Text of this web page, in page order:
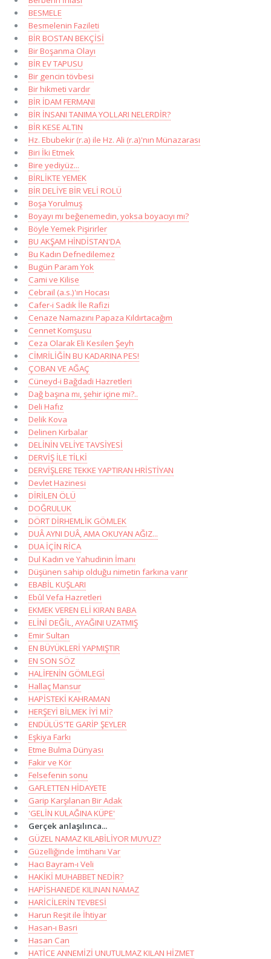
BESMELE
Besmelenin Fazileti
BİR BOSTAN BEKÇİSİ
Bir Boşanma Olayı
BİR EV TAPUSU
Bir gencin tövbesi
Bir hikmeti vardır
BİR İDAM FERMANI
BİR İNSANI TANIMA YOLLARI NELERDİR?
BİR KESE ALTIN
Hz. Ebubekir (r.a) ile Hz. Ali (r.a)'nın Münazarası
Biri İki Etmek
Bire yediyüz...
BİRLİKTE YEMEK
BİR DELİYE BİR VELİ ROLÜ
Boşa Yorulmuş
Boyayı mı beğenemedin, yoksa boyacıyı mı?
Böyle Yemek Pişirirler
BU AKŞAM HİNDİSTAN'DA
Bu Kadın Defnedilemez
Bugün Param Yok
Cami ve Kilise
Cebrail (a.s.)'ın Hocası
Cafer-i Sadık İle Rafizi
Cenaze Namazını Papaza Kıldırtacağım
Cennet Komşusu
Ceza Olarak Eli Kesilen Şeyh
CİMRİLİĞİN BU KADARINA PES!
ÇOBAN VE AĞAÇ
Cüneyd-i Bağdadi Hazretleri
Dağ başına mı, şehir içine mi?..
Deli Hafız
Delik Kova
Delinen Kırbalar
DELİNİN VELİYE TAVSİYESİ
DERVİŞ İLE TİLKİ
DERVİŞLERE TEKKE YAPTIRAN HRİSTİYAN
Devlet Hazinesi
DİRİLEN ÖLÜ
DOĞRULUK
DÖRT DİRHEMLİK GÖMLEK
DUÂ AYNI DUÂ, AMA OKUYAN AĞIZ...
DUA İÇİN RİCA
Dul Kadın ve Yahudinin İmanı
Düşünen sahip olduğu nimetin farkına varır
EBABİL KUŞLARI
Ebûl Vefa Hazretleri
EKMEK VEREN ELİ KIRAN BABA
ELİNİ DEĞİL, AYAĞINI UZATMIŞ
Emir Sultan
EN BÜYÜKLERİ YAPMIŞTIR
EN SON SÖZ
HALİFENİN GÖMLEGİ
Hallaç Mansur
HAPİSTEKİ KAHRAMAN
HERŞEYİ BİLMEK İYİ Mİ?
ENDÜLÜS'TE GARİP ŞEYLER
Eşkiya Farkı
Etme Bulma Dünyası
Fakir ve Kör
Felsefenin sonu
GAFLETTEN HİDAYETE
Garip Karşılanan Bir Adak
'GELİN KULAĞINA KÜPE'
Gerçek anlaşılınca...
GÜZEL NAMAZ KILABİLİYOR MUYUZ?
Güzelliğinde İmtihanı Var
Hacı Bayram-ı Veli
HAKİKİ MUHABBET NEDİR?
HAPİSHANEDE KILINAN NAMAZ
HARİCİLERİN TEVBESİ
Harun Reşit ile İhtiyar
Hasan-ı Basri
Hasan Can
HATİCE ANNEMİZİ UNUTULMAZ KILAN HİZMET